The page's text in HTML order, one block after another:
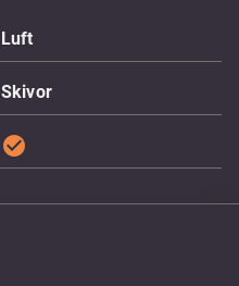
Luft
Skivor
check_circle